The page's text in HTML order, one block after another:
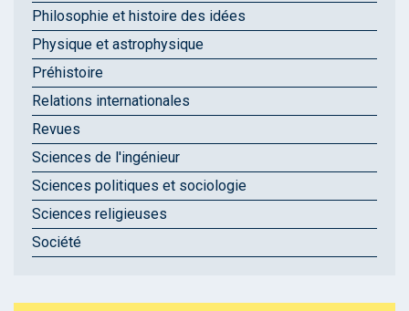
Philosophie et histoire des idées
Physique et astrophysique
Préhistoire
Relations internationales
Revues
Sciences de l'ingénieur
Sciences politiques et sociologie
Sciences religieuses
Société